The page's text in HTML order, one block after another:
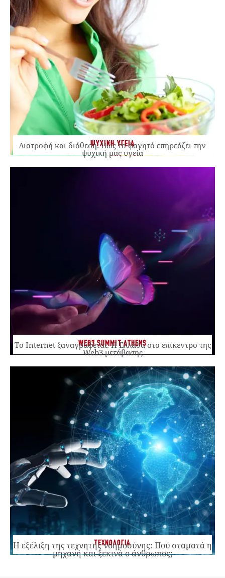
ΨΥΧΙΚΗ ΥΓΕΙΑ
Διατροφή και διάθεση: Πώς το φαγητό επηρεάζει την
ψυχική μας υγεία
WEB3 SUMMIT ATHENS
Το Internet ξαναγράφεται. Η Ελλάδα στο επίκεντρο της
Web3 μετάβασης
ΤΕΧΝΟΛΟΓΙΑ
Η εξέλιξη της τεχνητής νοημοσύνης: Πού σταματά η
μηχανή και ξεκινά ο άνθρωπος;